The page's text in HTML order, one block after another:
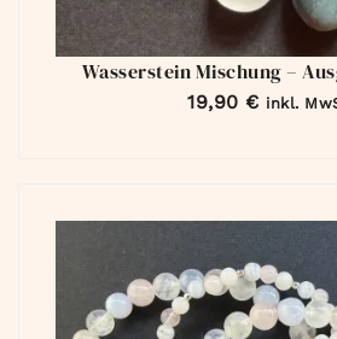
Wasserstein Mischung –
19,90 € inkl.